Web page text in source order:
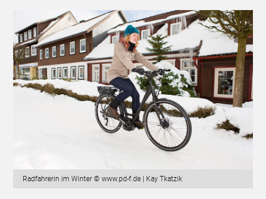
Radfahrerin im Winter © www.pd-f.de | Kay Tkatzik